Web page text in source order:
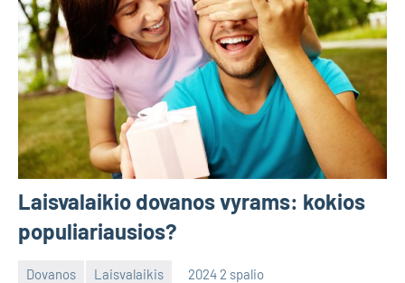
Laisvalaikio dovanos vyrams: kokios
populiariausios?
Dovanos Laisvalaikis 2024 2 spalio